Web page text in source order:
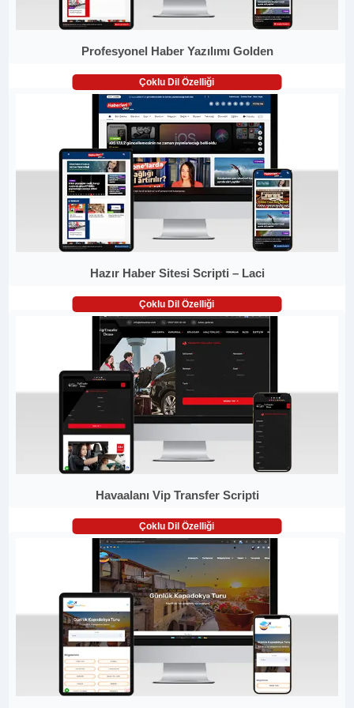
Profesyonel Haber Yazılımı Golden
Çoklu Dil Özelliği
Hazır Haber Sitesi Scripti – Laci
Çoklu Dil Özelliği
Havaalanı Vip Transfer Scripti
Çoklu Dil Özelliği